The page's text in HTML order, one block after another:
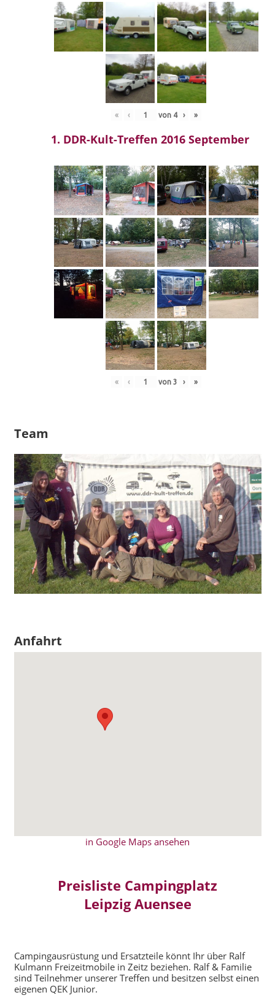
« ‹ von 4 › »
1. DDR-Kult-Treffen 2016 September
« ‹ von 3 › »
Team
Anfahrt
in Google Maps ansehen
Preisliste Campingplatz
Leipzig Auensee
Campingausrüstung und Ersatzteile könnt Ihr über Ralf
Kulmann Freizeitmobile in Zeitz beziehen. Ralf & Familie
sind Teilnehmer unserer Treffen und besitzen selbst einen
eigenen QEK Junior.